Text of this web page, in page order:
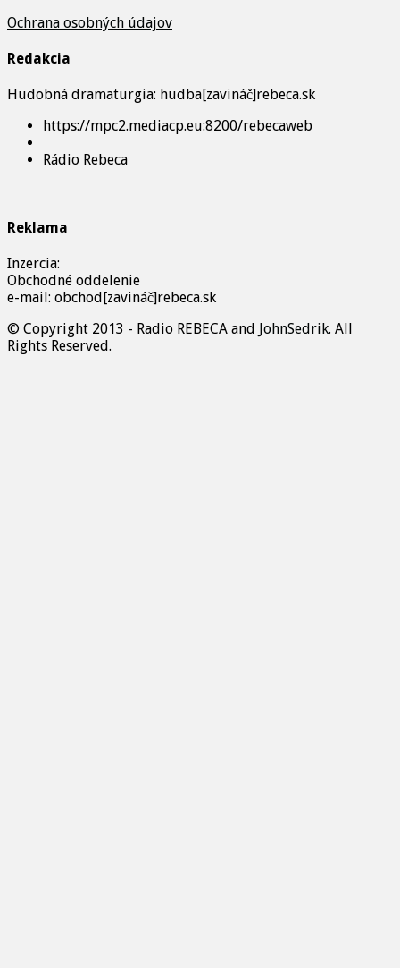
Ochrana osobných údajov
Redakcia
Hudobná dramaturgia: hudba[zavináč]rebeca.sk
https://mpc2.mediacp.eu:8200/rebecaweb
Rádio Rebeca
Reklama
Inzercia:
Obchodné oddelenie
e-mail: obchod[zavináč]rebeca.sk
© Copyright 2013 - Radio REBECA and JohnSedrik. All
Rights Reserved.